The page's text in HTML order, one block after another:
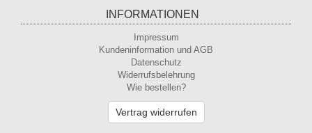
INFORMATIONEN
Impressum
Kundeninformation und AGB
Datenschutz
Widerrufsbelehrung
Wie bestellen?
Vertrag widerrufen